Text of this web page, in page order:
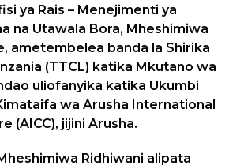
ya Rais – Menejimenti ya
na Utawala Bora, Mheshimiwa
ametembelea banda la Shirika
(TTCL) katika Mkutano wa
uliofanyika katika Ukumbi
wa Arusha International
(AICC), jijini Arusha.
Ridhiwani alipata